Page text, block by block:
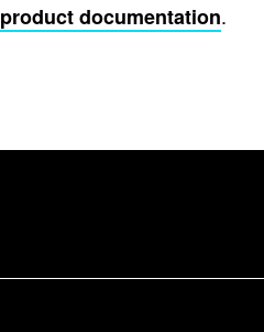
product documentation.